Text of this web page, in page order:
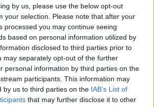
by us, please use the below opt-out
your selection. Please note that after your
processed you may continue seeing
based on personal information utilized by
disclosed to third parties prior to
may separately opt-out of the further
personal information by third parties on the
participants. This information may
by us to third parties on the IAB’s List of
that may further disclose it to other
στις απειλές βλέπει το
τον εντοπισμό drone με εκρηκτικά